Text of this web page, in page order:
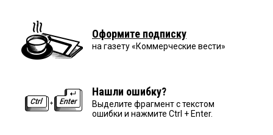
Оформите подписку
на газету «Коммерческие вести»
Нашли ошибку?
Выделите фрагмент с текстом
ошибки и нажмите Ctrl + Enter.